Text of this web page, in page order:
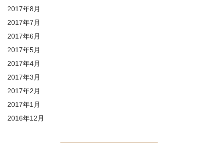
2017年8月
2017年7月
2017年6月
2017年5月
2017年4月
2017年3月
2017年2月
2017年1月
2016年12月